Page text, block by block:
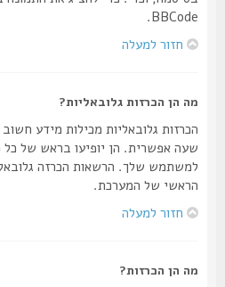
BBCode.
חזור למעלה
מה הן הכרזות גלובאליות?
הכרזות גלובאליות מכילות מידע חשוב
שעה אפשרית. הן יופיעו בראש של כל
למשתמש שלך. הרשאות הכרזה גלובאלית
הראשי של המערכת.
חזור למעלה
מה הן הכרזות?